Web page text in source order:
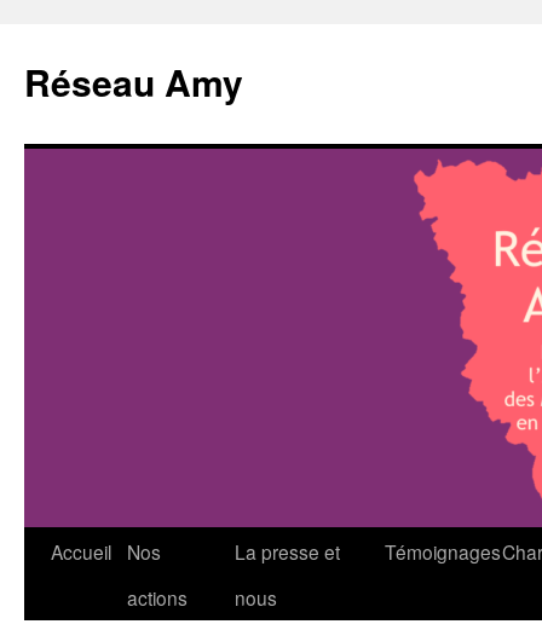
contenu
Réseau Amy
Accueil
Nos
actions
La presse et
nous
Témoignages